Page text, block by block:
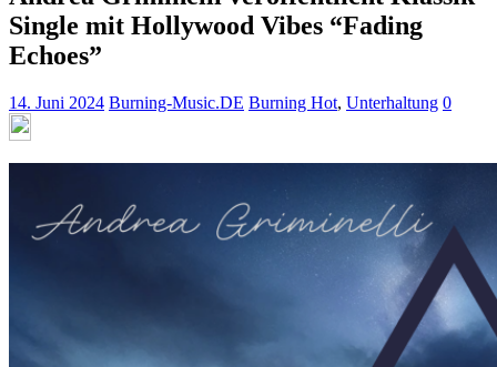
Single mit Hollywood Vibes “Fading
Echoes”
14. Juni 2024 Burning-Music.DE Burning Hot, Unterhaltung 0